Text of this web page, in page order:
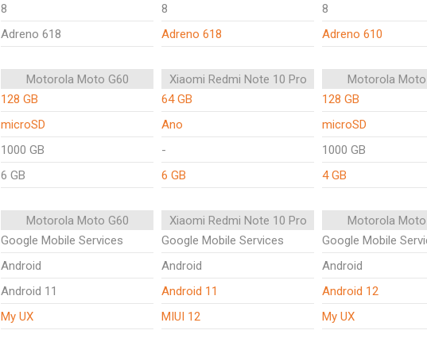
8 8
8
Adreno 618 Adreno 618 Adreno 610
Motorola Moto G60 Xiaomi Redmi Note 10 Pro
Motorola Moto
128 GB 64 GB
128 GB
microSD Ano
microSD
1000 GB -
1000 GB
6 GB 6 GB 4 GB
Motorola Moto G60 Xiaomi Redmi Note 10 Pro
Motorola Moto
Google Mobile Services Google Mobile Services
Google Mobile
Android Android
Android
Android 11 Android 11
Android 12
My UX MIUI 12 My UX